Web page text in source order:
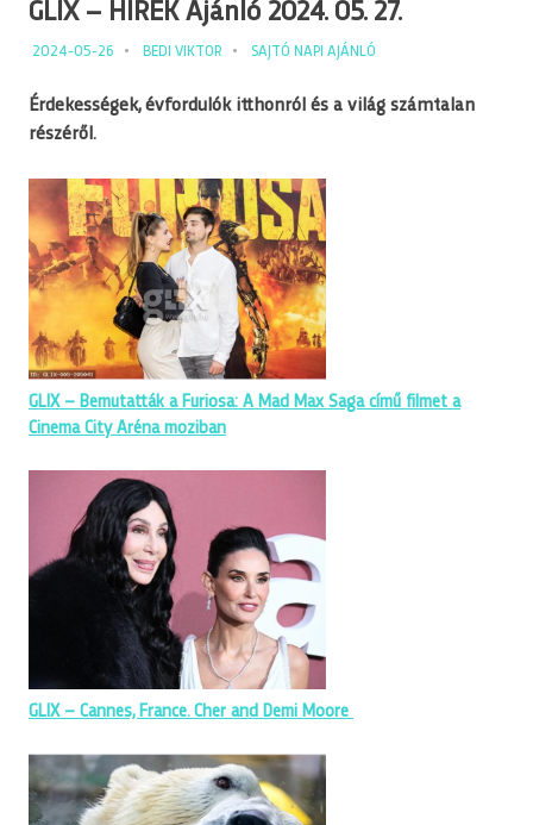
GLIX – HÍREK Ajánló 2024. 05. 27.
2024-05-26 BEDI VIKTOR SAJTÓ NAPI AJÁNLÓ
Érdekességek, évfordulók itthonról és a világ számtalan
részéről.
GLIX – Bemutatták a Furiosa: A Mad Max Saga című filmet a
Cinema City Aréna moziban
GLIX – Cannes, France. Cher and Demi Moore